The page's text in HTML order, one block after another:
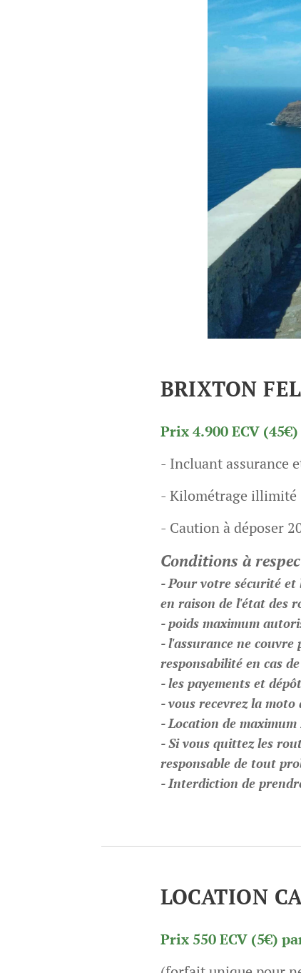
BRIXTON
Prix 4.900 ECV
- Incluant assurance
- Kilométrage illimité
- Caution à déposer
Conditions à
- Pour votre sécurité et
en raison de l'état des
- poids maximum
- l'assurance ne couvre
responsabilité en cas
- les payements et
- vous recevrez la
- Location de
- Si vous quittez les
responsable de tout
- Interdiction de
LOCATION
Prix 550 ECV (5€)